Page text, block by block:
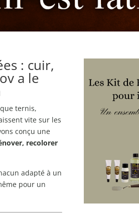
: cuir,
a le
ternis,
vite sur les
conçu une
recolorer
adapté à un
pour un